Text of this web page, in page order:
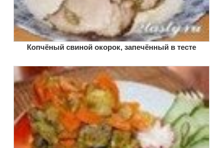
Копчёный свиной окорок, запечённый в тесте